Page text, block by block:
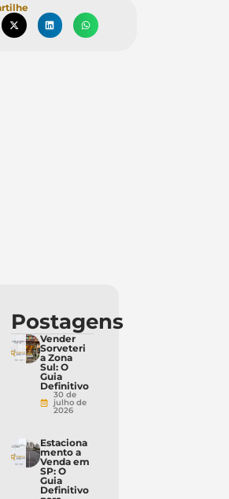
Postagens
Vender
Sorveteri
a Zona
Sul: O
Guia
Definitivo
30 de
julho de
2026
Estaciona
mento a
Venda em
SP: O
Guia
Definitivo